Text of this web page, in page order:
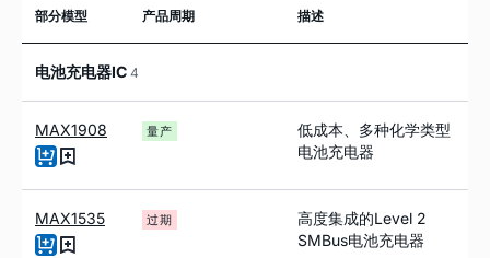
部分模型 产品周期 描述
电池充电器IC 4
MAX1908 量产
低成本、多种化学类型
电池充电器
MAX1535 过期
高度集成的Level 2
SMBus电池充电器